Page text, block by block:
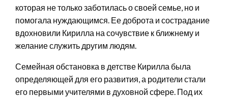
которая не только заботилась о своей семье, но и
помогала нуждающимся. Ее доброта и сострадание
вдохновили Кирилла на сочувствие к ближнему и
желание служить другим людям.
Семейная обстановка в детстве Кирилла была
определяющей для его развития, а родители стали
его первыми учителями в духовной сфере. Под их